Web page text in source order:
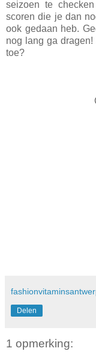
seizoen te
scoren die je dan
ook gedaan heb.
nog lang ga
toe?
Delen
1 opmerking: